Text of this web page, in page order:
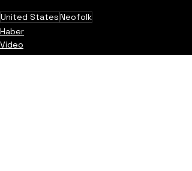
United StatesNeofolk
Haber
Video
Promo